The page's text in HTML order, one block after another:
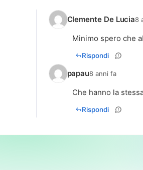
Clemente De Lucia8
Minimo spero che
Rispondi
papau8 anni fa
Che hanno la
Rispondi